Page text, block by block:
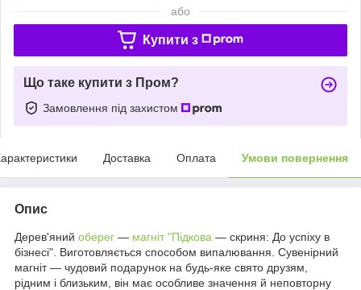
або
Купити з
Що таке купити з Пром?
Замовлення під захистом
Доставка Оплата Умови повернення
Опис
Дерев'яний оберег — магніт "Підкова — скриня: До успіху в
бізнесі". Виготовляється способом випалювання. Сувенірний
магніт — чудовий подарунок на будь-яке свято друзям,
рідним і близьким, він має особливе значення й неповторну